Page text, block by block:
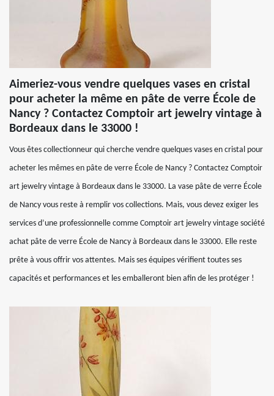
Aimeriez-vous vendre quelques vases en cristal
pour acheter la même en pâte de verre École de
Nancy ? Contactez Comptoir art jewelry vintage à
Bordeaux dans le 33000 !
Vous êtes collectionneur qui cherche vendre quelques vases en cristal pour
acheter les mêmes en pâte de verre École de Nancy ? Contactez Comptoir
art jewelry vintage à Bordeaux dans le 33000. La vase pâte de verre École
de Nancy vous reste à remplir vos collections. Mais, vous devez exiger les
services d’une professionnelle comme Comptoir art jewelry vintage société
achat pâte de verre École de Nancy à Bordeaux dans le 33000. Elle reste
prête à vous offrir vos attentes. Mais ses équipes vérifient toutes ses
capacités et performances et les emballeront bien afin de les protéger !